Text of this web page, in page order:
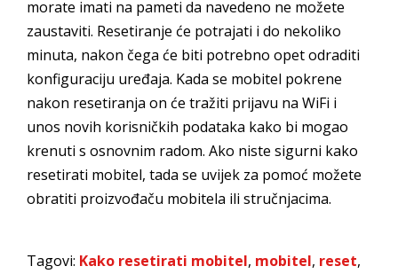
morate imati na pameti da navedeno ne možete
zaustaviti. Resetiranje će potrajati i do nekoliko
minuta, nakon čega će biti potrebno opet odraditi
konfiguraciju uređaja. Kada se mobitel pokrene
nakon resetiranja on će tražiti prijavu na WiFi i
unos novih korisničkih podataka kako bi mogao
krenuti s osnovnim radom. Ako niste sigurni kako
resetirati mobitel, tada se uvijek za pomoć možete
obratiti proizvođaču mobitela ili stručnjacima.
Tagovi: Kako resetirati mobitel, mobitel, reset,